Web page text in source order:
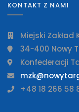
KONTAKT Z NAMI
Miejski
34-400 Nowy
Konfederacji
+48 18 266 58